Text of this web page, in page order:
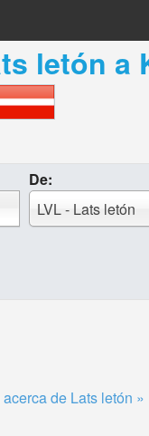
letón a
De:
LVL - Lats letón
de Lats letón »